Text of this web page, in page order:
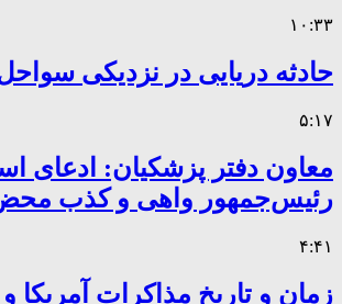
۱۰:۳۳
حادثه دریایی در نزدیکی
۵:۱۷
معاون دفتر پزشکیان: ادعای
رئیس‌جمهور واهی و کذب
۴:۴۱
زمان و تاریخ مذاکرات آمریکا و